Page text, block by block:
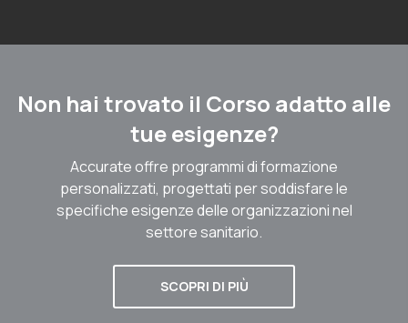
Non hai trovato il Corso adatto alle
tue esigenze?
Accurate offre programmi di formazione
personalizzati, progettati per soddisfare le
specifiche esigenze delle organizzazioni nel
settore sanitario.
SCOPRI DI PIÙ